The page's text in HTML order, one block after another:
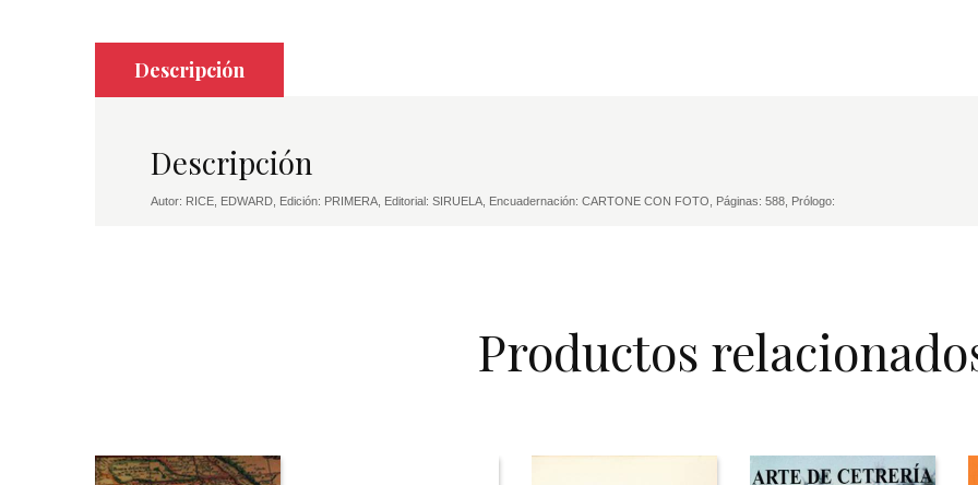
Descripción
Descripción
Autor: RICE, EDWARD, Edición: PRIMERA, Editorial: SIRUELA, Encuadernación: CARTONE CON FOTO, Páginas: 588, Prólogo:
Productos